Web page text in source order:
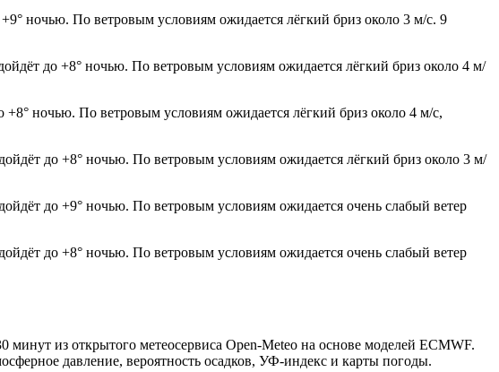
ночью. По ветровым условиям ожидается лёгкий бриз около 3 м/с. 9
до +8° ночью. По ветровым условиям ожидается лёгкий бриз около 4 м/
+8° ночью. По ветровым условиям ожидается лёгкий бриз около 4 м/с,
до +8° ночью. По ветровым условиям ожидается лёгкий бриз около 3 м/
до +9° ночью. По ветровым условиям ожидается очень слабый ветер
до +8° ночью. По ветровым условиям ожидается очень слабый ветер
из открытого метеосервиса Open-Meteo на основе моделей ECMWF.
давление, вероятность осадков, УФ-индекс и карты погоды.